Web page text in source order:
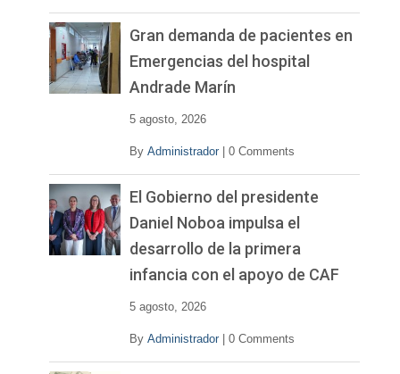
Gran demanda de pacientes en
Emergencias del hospital
Andrade Marín
5 agosto, 2026
By Administrador 0 Comments
El Gobierno del presidente
Daniel Noboa impulsa el
desarrollo de la primera
infancia con el apoyo de CAF
5 agosto, 2026
By Administrador 0 Comments